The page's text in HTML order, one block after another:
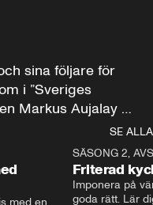
sina följare för
i ”Sveriges
Markus Aujalay
Han har tagit OS-
team” och är i dag
på Youtube och
han på trendiga
SE ALLA
med en
SÄSONG 2,
Friterad
Imponera på
goda rätt. Lär